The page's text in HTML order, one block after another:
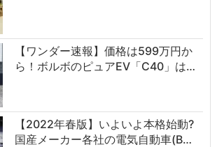
【ワンダー速報】価格は599万円か
ら！ボルボのピュアEV「C40」は…
【2022年春版】いよいよ本格始動?
国産メーカー各社の電気自動車(B…